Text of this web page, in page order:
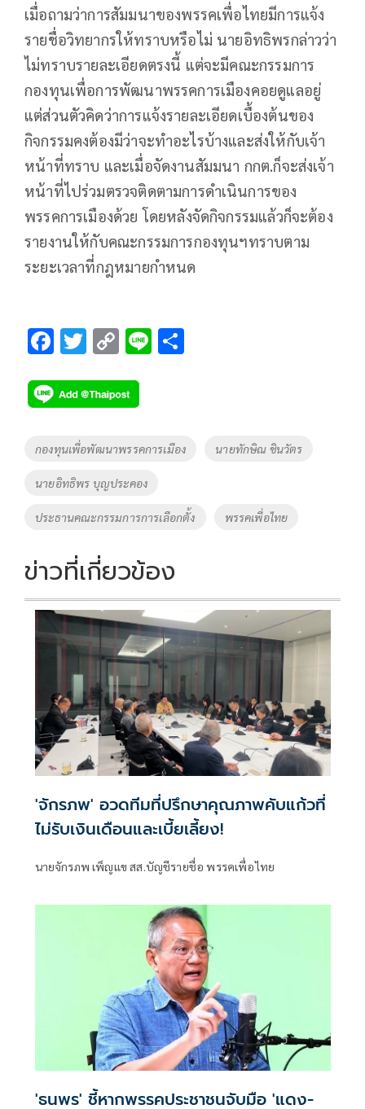
เมื่อถามว่าการสัมมนาของพรรคเพื่อไทยมีการแจ้ง
รายชื่อวิทยากรให้ทราบหรือไม่ นายอิทธิพรกล่าวว่า
ไม่ทราบรายละเอียดตรงนี้ แต่จะมีคณะกรรมการ
กองทุนเพื่อการพัฒนาพรรคการเมืองคอยดูแลอยู่
แต่ส่วนตัวคิดว่าการแจ้งรายละเอียดเบื้องต้นของ
กิจกรรมคงต้องมีว่าจะทำอะไรบ้างและส่งให้กับเจ้า
หน้าที่ทราบ และเมื่อจัดงานสัมมนา กกต.ก็จะส่งเจ้า
หน้าที่ไปร่วมตรวจติดตามการดำเนินการของ
พรรคการเมืองด้วย โดยหลังจัดกิจกรรมแล้วก็จะต้อง
รายงานให้กับคณะกรรมการกองทุนฯทราบตาม
ระยะเวลาที่กฎหมายกำหนด
F
e
b
o
o
k
T
tt
er
C
p
y
Li
k
Li
Tags
กองทุนเพื่อพัฒนาพรรคการเมือง นายทักษิณ ชินวัตร
นายอิทธิพร บุญประคอง
ประธานคณะกรรมการการเลือกตั้ง พรรคเพื่อไทย
ข่าวที่เกี่ยวข้อง
'จักรภพ' อวดทีมที่ปรึกษาคุณภาพคับแก้วที่
ไม่รับเงินเดือนและเบี้ยเลี้ยง!
นายจักรภพ เพ็ญแข สส.บัญชีรายชื่อ พรรคเพื่อไทย
'ธนพร' ชี้หากพรรคประชาชนจับมือ 'แดง-